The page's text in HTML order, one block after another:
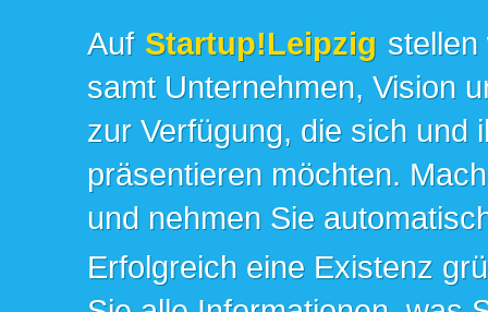
Auf Startup!Leipzig
samt Unternehmen, Vision
zur Verfügung, die sich und
präsentieren möchten.
und nehmen Sie
Erfolgreich eine Existenz